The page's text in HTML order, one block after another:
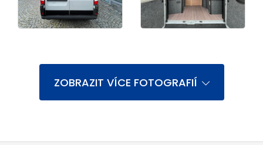
ZOBRAZIT VÍCE FOTOGRAFIÍ